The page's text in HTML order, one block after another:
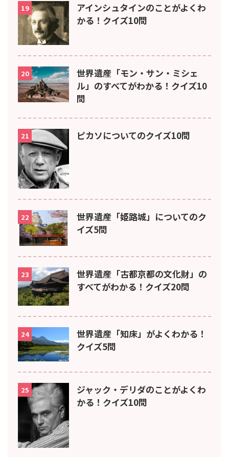
19
アインシュタインのことがよくわ
かる！クイズ10問
20
世界遺産「モン・サン・ミシェ
ル」のすべてがわかる！クイズ10
問
21 ピカソについてのクイズ10問
22
世界遺産「姫路城」についてのク
イズ5問
23
世界遺産「古都京都の文化財」の
すべてがわかる！クイズ20問
24
世界遺産「知床」がよくわかる！
クイズ5問
25
ジャック・デリダのことがよくわ
かる！クイズ10問